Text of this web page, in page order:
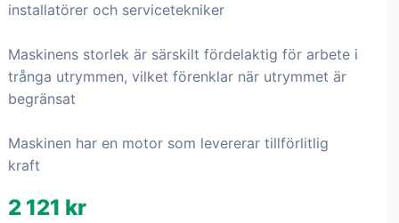
installatörer och servicetekniker
Maskinens storlek är särskilt fördelaktig för arbete i
trånga utrymmen, vilket förenklar när utrymmet är
begränsat
Maskinen har en motor som levererar tillförlitlig
kraft
2 121 kr